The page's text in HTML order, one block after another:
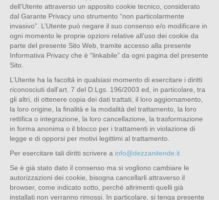
dell’Utente attraverso un apposito cookie tecnico, considerato
dal Garante Privacy uno strumento “non particolarmente
invasivo”. L’Utente può negare il suo consenso e/o modificare in
ogni momento le proprie opzioni relative all’uso dei cookie da
parte del presente Sito Web, tramite accesso alla presente
Informativa Privacy che è “linkabile” da ogni pagina del presente
Sito.
L’Utente ha la facoltá in qualsiasi momento di esercitare i diritti
riconosciuti dall'art. 7 del D.Lgs. 196/2003 ed, in particolare, tra
gli altri, di ottenere copia dei dati trattati, il loro aggiornamento,
la loro origine, la finalità e la modalità del trattamento, la loro
rettifica o integrazione, la loro cancellazione, la trasformazione
in forma anonima o il blocco per i trattamenti in violazione di
legge e di opporsi per motivi legittimi al trattamento.
Per esercitare tali diritti scrivere a info@dezzanitende.it
Se è già stato dato il consenso ma si vogliono cambiare le
autorizzazioni dei cookie, bisogna cancellarli attraverso il
browser, come indicato sotto, perché altrimenti quelli già
installati non verranno rimossi. In particolare, si tenga presente